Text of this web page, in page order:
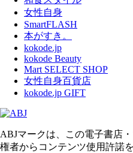
女性自身
SmartFLASH
本がすき。
kokode.jp
kokode Beauty
Mart SELECT SHOP
女性自身百貨店
kokode.jp GIFT
ABJマークは、この電子書店
権者からコンテンツ使用許諾